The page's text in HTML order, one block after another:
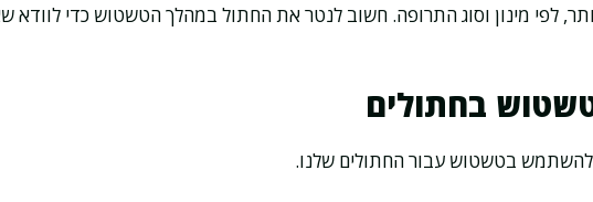
לפי מינון וסוג התרופה. חשוב לנטר את החתול במהלך הטשטוש כדי לוודא
בחתולים
להשתמש בטשטוש עבור החתולים שלנו.